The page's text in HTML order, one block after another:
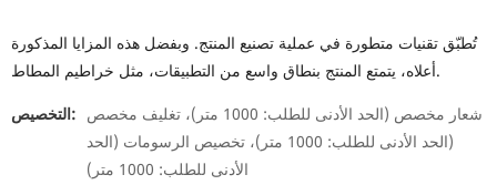
تُطبّق تقنيات متطورة في عملية تصنيع المنتج. وبفضل هذه المزايا المذكورة
أعلاه، يتمتع المنتج بنطاق واسع من التطبيقات، مثل خراطيم المطاط.
التخصيص: شعار مخصص (الحد الأدنى للطلب: 1000 متر)، تغليف مخصص
(الحد الأدنى للطلب: 1000 متر)، تخصيص الرسومات (الحد
الأدنى للطلب: 1000 متر)